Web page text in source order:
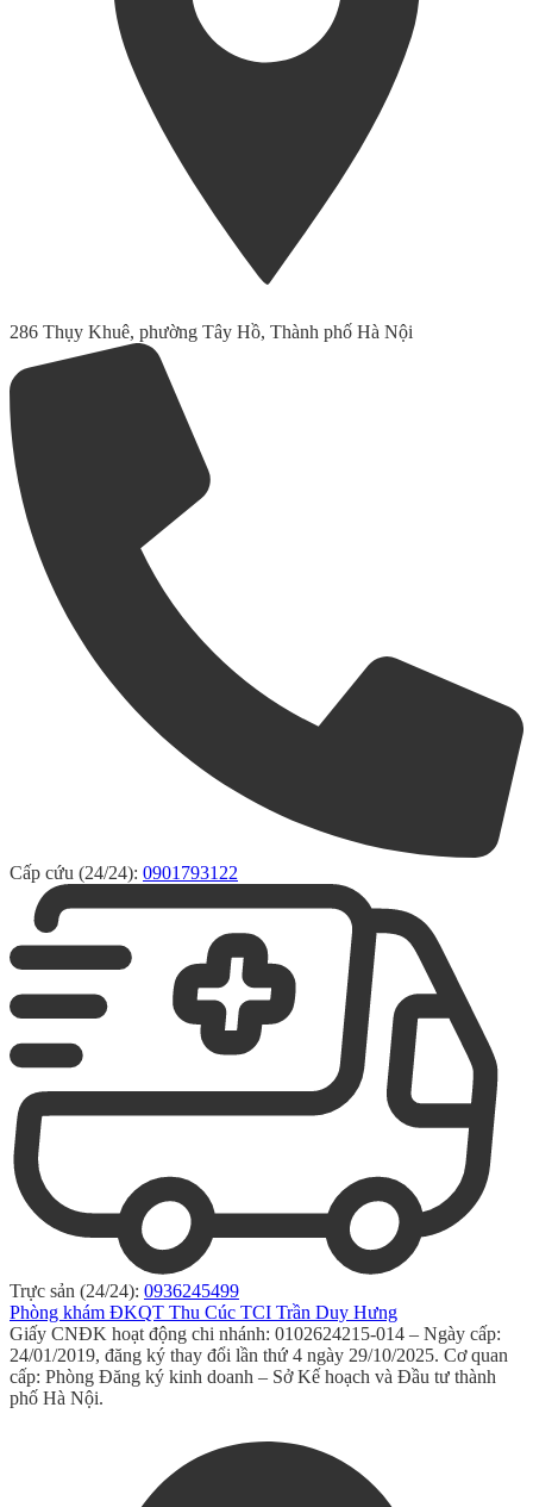
286 Thụy Khuê, phường Tây Hồ, Thành phố Hà Nội
Cấp cứu (24/24): 0901793122
Trực sản (24/24): 0936245499
Phòng khám ĐKQT Thu Cúc TCI Trần Duy Hưng
Giấy CNĐK hoạt động chi nhánh: 0102624215-014 – Ngày cấp:
24/01/2019, đăng ký thay đổi lần thứ 4 ngày 29/10/2025. Cơ quan
cấp: Phòng Đăng ký kinh doanh – Sở Kế hoạch và Đầu tư thành
phố Hà Nội.